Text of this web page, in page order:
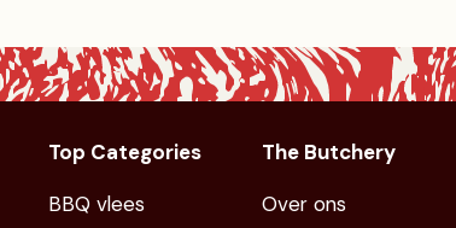
Top Categories
BBQ vlees
The Butchery
Over ons